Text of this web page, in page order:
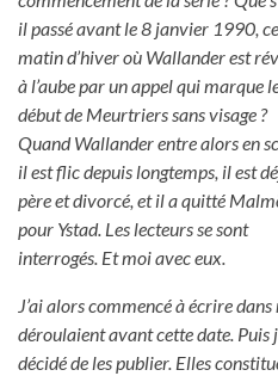
il passé avant le 8 janvier 1990, ce
matin d’hiver où Wallander est
à l’aube par un appel qui marque
début de Meurtriers sans visage ?
Quand Wallander entre alors en
il est flic depuis longtemps, il est
père et divorcé, et il a quitté
pour Ystad. Les lecteurs se sont
interrogés. Et moi avec eux.
J’ai alors commencé à écrire
déroulaient avant cette date. Puis
décidé de les publier. Elles